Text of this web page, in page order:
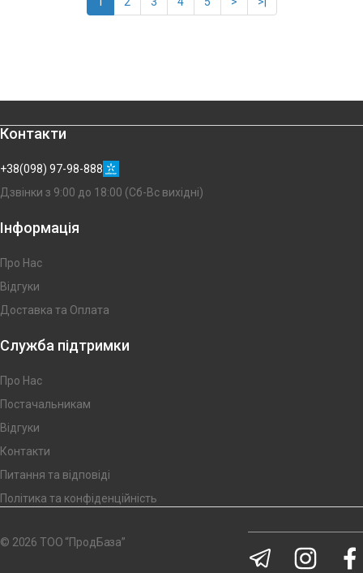
Контакти
+38(098) 97-98-888
Дзвінки з 9:00 до 18:00 (Сб-Вс вихідні)
Інформація
Про Нас
Відгуки
Доставка та Оплата
Служба підтримки
Про Нас
Постачальникам
Відгуки
Контакти
Питання та відповіді
Політика та конфіденційність
© 2026 ТОО “ПродБаза”